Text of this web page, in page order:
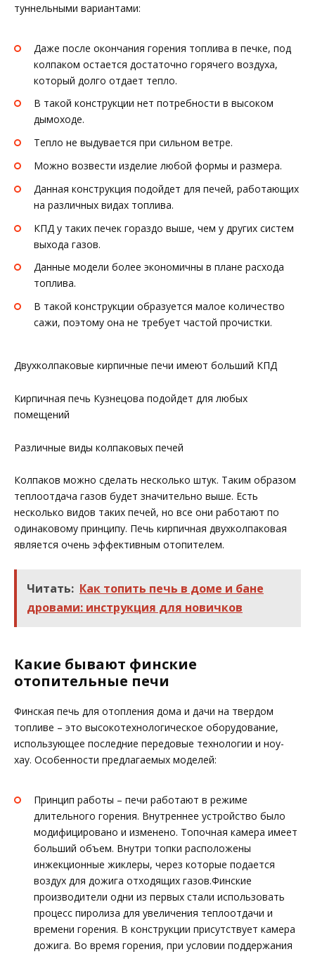
туннельными вариантами:
Даже после окончания горения топлива в печке, под
колпаком остается достаточно горячего воздуха,
который долго отдает тепло.
В такой конструкции нет потребности в высоком
дымоходе.
Тепло не выдувается при сильном ветре.
Можно возвести изделие любой формы и размера.
Данная конструкция подойдет для печей, работающих
на различных видах топлива.
КПД у таких печек гораздо выше, чем у других систем
выхода газов.
Данные модели более экономичны в плане расхода
топлива.
В такой конструкции образуется малое количество
сажи, поэтому она не требует частой прочистки.
Двухколпаковые кирпичные печи имеют больший КПД
Кирпичная печь Кузнецова подойдет для любых
помещений
Различные виды колпаковых печей
Колпаков можно сделать несколько штук. Таким образом
теплоотдача газов будет значительно выше. Есть
несколько видов таких печей, но все они работают по
одинаковому принципу. Печь кирпичная двухколпаковая
является очень эффективным отопителем.
Читать: Как топить печь в доме и бане
дровами: инструкция для новичков
Какие бывают финские
отопительные печи
Финская печь для отопления дома и дачи на твердом
топливе – это высокотехнологическое оборудование,
использующее последние передовые технологии и ноу-
хау. Особенности предлагаемых моделей:
Принцип работы – печи работают в режиме
длительного горения. Внутреннее устройство было
модифицировано и изменено. Топочная камера имеет
больший объем. Внутри топки расположены
инжекционные жиклеры, через которые подается
воздух для дожига отходящих газов.Финские
производители одни из первых стали использовать
процесс пиролиза для увеличения теплоотдачи и
времени горения. В конструкции присутствует камера
дожига. Во время горения, при условии поддержания